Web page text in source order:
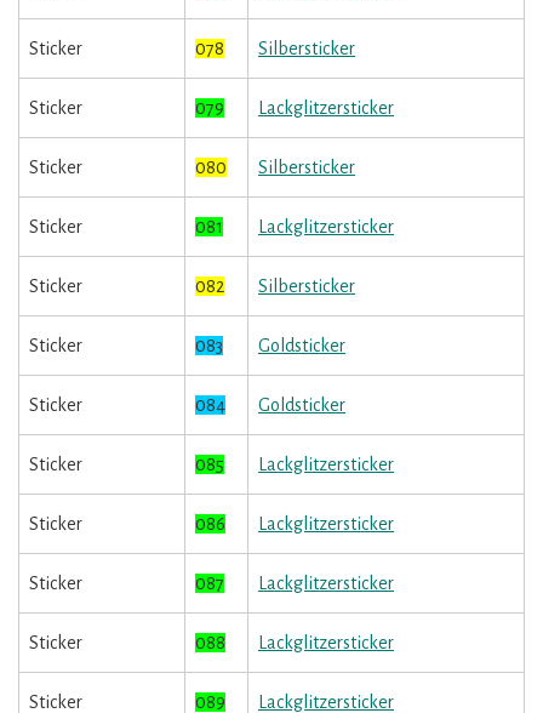
Sticker 078 Silbersticker
Sticker 079 Lackglitzersticker
Sticker 080 Silbersticker
Sticker 081 Lackglitzersticker
Sticker 082 Silbersticker
Sticker 083 Goldsticker
Sticker 084 Goldsticker
Sticker 085 Lackglitzersticker
Sticker 086 Lackglitzersticker
Sticker 087 Lackglitzersticker
Sticker 088 Lackglitzersticker
Sticker 089 Lackglitzersticker